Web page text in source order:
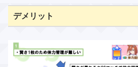
デメリット